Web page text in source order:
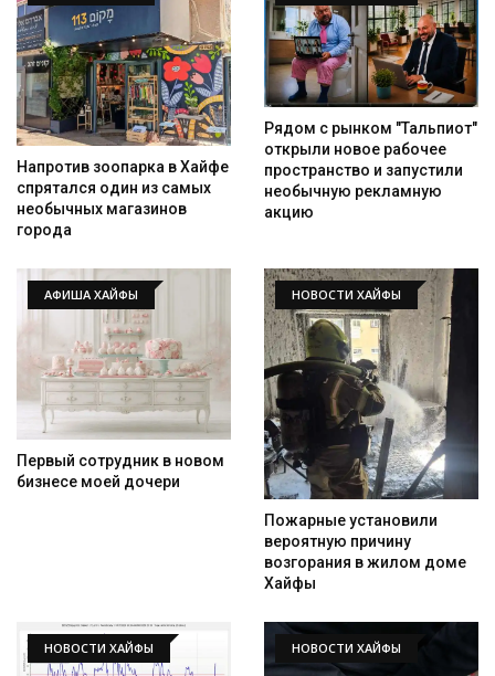
Напротив зоопарка в Хайфе
спрятался один из самых
необычных магазинов
города
Рядом с рынком "Тальпиот"
открыли новое рабочее
пространство и запустили
необычную рекламную
акцию
АФИША ХАЙФЫ
Первый сотрудник в новом
бизнесе моей дочери
НОВОСТИ ХАЙФЫ
Пожарные установили
вероятную причину
возгорания в жилом доме
Хайфы
НОВОСТИ ХАЙФЫ НОВОСТИ ХАЙФЫ